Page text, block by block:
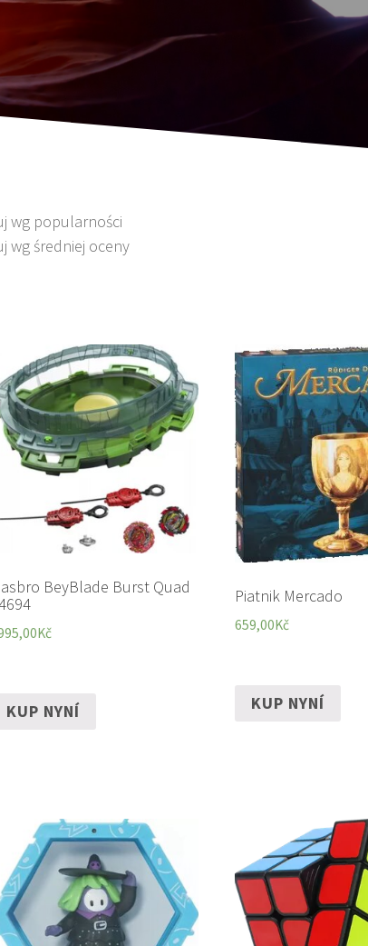
wg popularności
wg średniej oceny
BeyBlade Burst Quad
Kč
KUP NYNÍ
Piatnik Mercado
659,00Kč
KUP NYNÍ